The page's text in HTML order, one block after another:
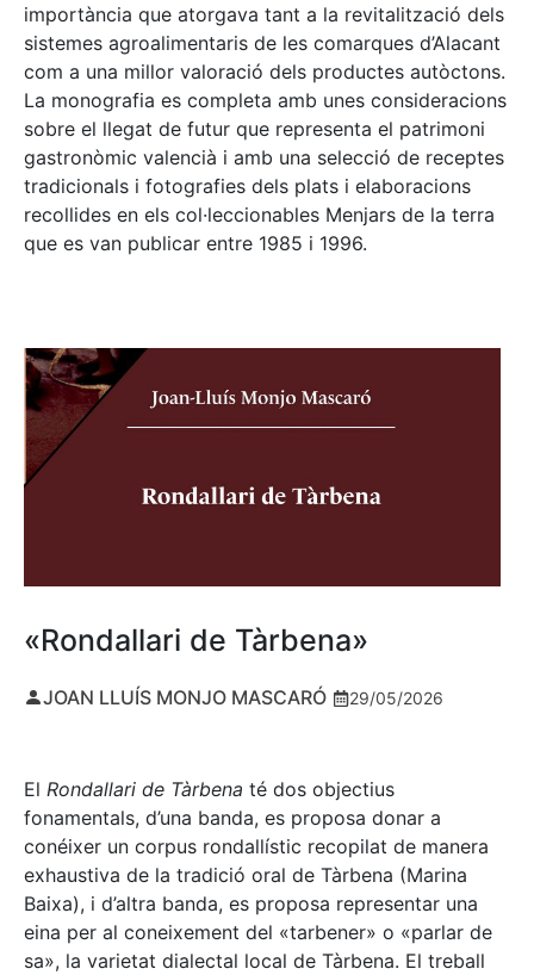
importància que atorgava tant a la revitalització dels
sistemes agroalimentaris de les comarques d’Alacant
com a una millor valoració dels productes autòctons.
La monografia es completa amb unes consideracions
sobre el llegat de futur que representa el patrimoni
gastronòmic valencià i amb una selecció de receptes
tradicionals i fotografies dels plats i elaboracions
recollides en els col·leccionables Menjars de la terra
que es van publicar entre 1985 i 1996.
«Rondallari de Tàrbena»
JOAN LLUÍS MONJO MASCARÓ 29/05/2026
El Rondallari de Tàrbena té dos objectius
fonamentals, d’una banda, es proposa donar a
conéixer un corpus rondallístic recopilat de manera
exhaustiva de la tradició oral de Tàrbena (Marina
Baixa), i d’altra banda, es proposa representar una
eina per al coneixement del «tarbener» o «parlar de
sa», la varietat dialectal local de Tàrbena. El treball